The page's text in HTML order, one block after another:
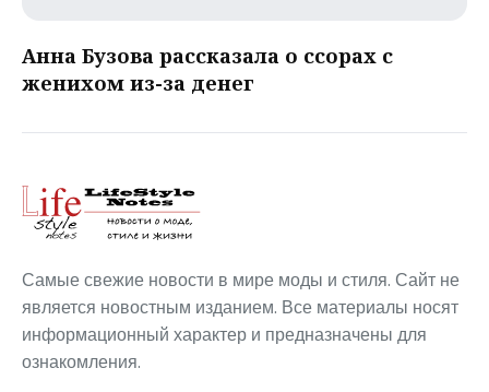
Анна Бузова рассказала о ссорах с
женихом из-за денег
Самые свежие новости в мире моды и стиля. Сайт не
является новостным изданием. Все материалы носят
информационный характер и предназначены для
ознакомления.